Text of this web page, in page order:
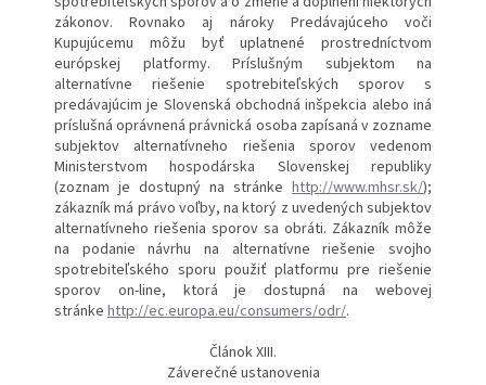
zákonov. Rovnako aj nároky Predávajúceho voči
Kupujúcemu môžu byť uplatnené prostredníctvom
európskej platformy. Príslušným subjektom na
alternatívne riešenie spotrebiteľských sporov s
predávajúcim je Slovenská obchodná inšpekcia alebo iná
príslušná oprávnená právnická osoba zapísaná v zozname
subjektov alternatívneho riešenia sporov vedenom
Ministerstvom hospodárska Slovenskej republiky
(zoznam je dostupný na stránke http://www.mhsr.sk/);
zákazník má právo voľby, na ktorý z uvedených subjektov
alternatívneho riešenia sporov sa obráti. Zákazník môže
na podanie návrhu na alternatívne riešenie svojho
spotrebiteľského sporu použiť platformu pre riešenie
sporov on-line, ktorá je dostupná na webovej
stránke http://ec.europa.eu/consumers/odr/.
Článok XIII.
Záverečné ustanovenia